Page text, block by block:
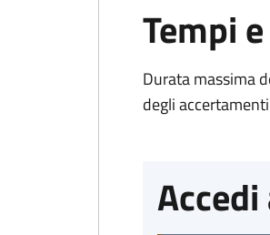
Tempi
Durata massima
degli